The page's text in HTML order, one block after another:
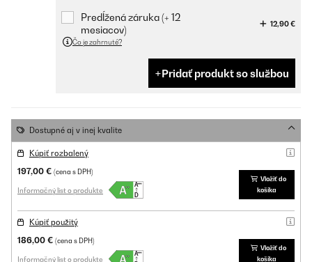
Predĺžená záruka (+ 12
mesiacov)
12,90 €
Čo je zahrnuté?
Pridať produkt so službou
Dostupné aj v inej kvalite
Kúpiť rozbalený
197,00 € (cena s DPH)
Informačný list o produkte
Vložiť do
košíka
Kúpiť použitý
186,00 € (cena s DPH)
Informačný list o produkte
Vložiť do
košíka